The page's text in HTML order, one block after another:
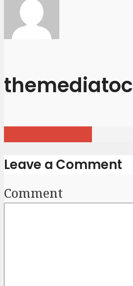
themediatoc
Leave a Comment
Comment